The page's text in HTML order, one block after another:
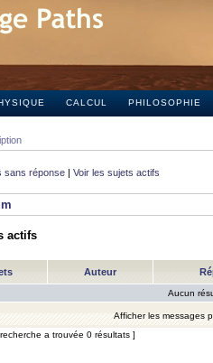
CALCUL PHILOSOPHIE
sans réponse | Voir les sujets actifs
actifs
Auteur
Aucun
Afficher les messages
a trouvée 0 résultats ]